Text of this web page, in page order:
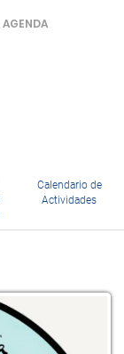
AGENDA
Calendario de
Actividades